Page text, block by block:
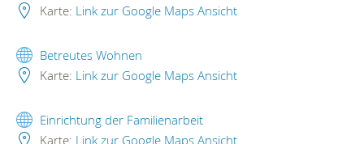
Karte: Link zur Google Maps Ansicht
Betreutes Wohnen
Karte: Link zur Google Maps Ansicht
Einrichtung der Familienarbeit
Karte: Link zur Google Maps Ansicht